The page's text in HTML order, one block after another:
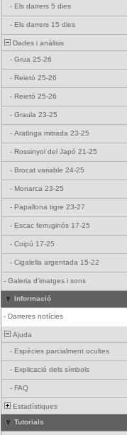
- Els darrers 5 dies
- Els darrers 15 dies
Dades i anàlisis
- Grua 25-26
- Reietó 25-26
- Reietó 25-26
- Graula 23-25
- Aratinga mitrada 23-25
- Rossinyol del Japó 21-25
- Brocat variable 24-25
- Monarca 23-25
- Papallona tigre 23-27
- Escac ferruginós 17-25
- Coipú 17-25
- Cigalella argentada 15-22
- Galeria d'imatges i sons
Informació
- Darreres notícies
Ajuda
- Espècies parcialment ocultes
- Explicació dels símbols
- FAQ
Estadístiques
Tutorials